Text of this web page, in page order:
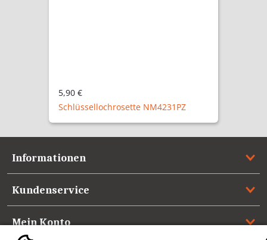
IRF4231PZ
Informationen
Kundenservice
Mein Konto